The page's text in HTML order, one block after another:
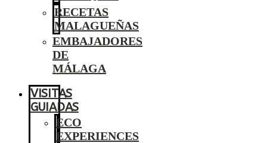
RECETAS
MALAGUEÑAS
EMBAJADORES
DE
MÁLAGA
VISITAS
GUIADAS
ECO
EXPERIENCES